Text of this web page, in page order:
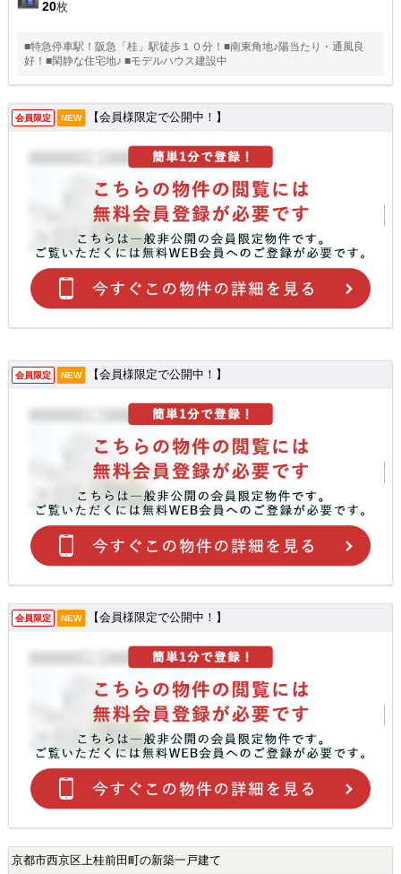
20枚
■特急停車駅！阪急「桂」駅徒歩１０分！■南東角地♪陽当たり・通風良
好！■閑静な住宅地♪ ■モデルハウス建設中
会員限定 NEW 【会員様限定で公開中！】
会員限定 NEW 【会員様限定で公開中！】
会員限定 NEW 【会員様限定で公開中！】
京都市西京区上桂前田町の新築一戸建て